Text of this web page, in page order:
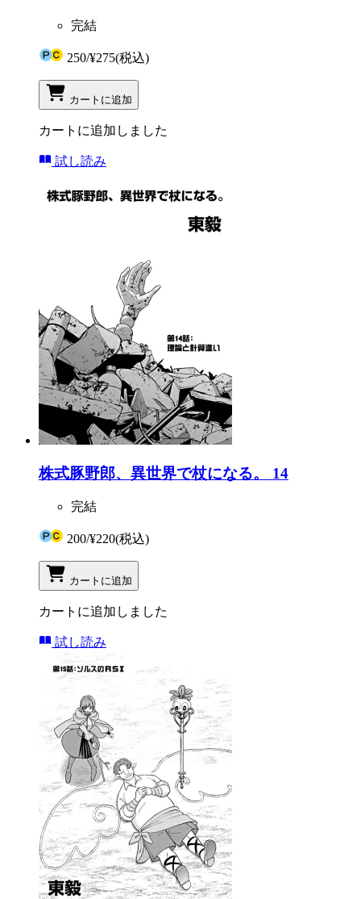
完結
250/¥275(税込)
カートに追加
カートに追加しました
試し読み
株式豚野郎、異世界で杖になる。 14
完結
200/¥220(税込)
カートに追加
カートに追加しました
試し読み